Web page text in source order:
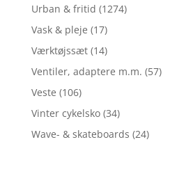
Urban & fritid (1274)
Vask & pleje (17)
Værktøjssæt (14)
Ventiler, adaptere m.m. (57)
Veste (106)
Vinter cykelsko (34)
Wave- & skateboards (24)